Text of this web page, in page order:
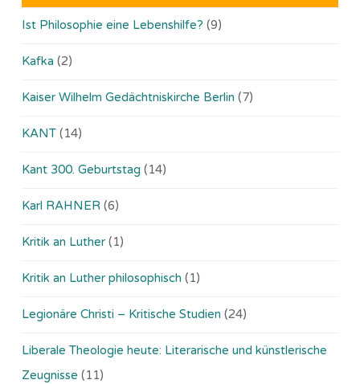
Ist Philosophie eine Lebenshilfe? (9)
Kafka (2)
Kaiser Wilhelm Gedächtniskirche Berlin (7)
KANT (14)
Kant 300. Geburtstag (14)
Karl RAHNER (6)
Kritik an Luther (1)
Kritik an Luther philosophisch (1)
Legionäre Christi – Kritische Studien (24)
Liberale Theologie heute: Literarische und künstlerische
Zeugnisse (11)